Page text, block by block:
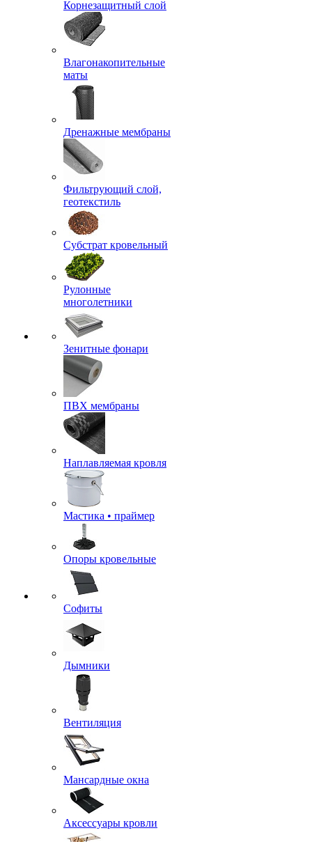
Корнезащитный слой
Влагонакопительные
маты
Дренажные мембраны
Фильтрующий слой,
геотекстиль
Субстрат кровельный
Рулонные
многолетники
Зенитные фонари
ПВХ мембраны
Наплавляемая кровля
Мастика • праймер
Опоры кровельные
Софиты
Дымники
Вентиляция
Мансардные окна
Аксессуары кровли